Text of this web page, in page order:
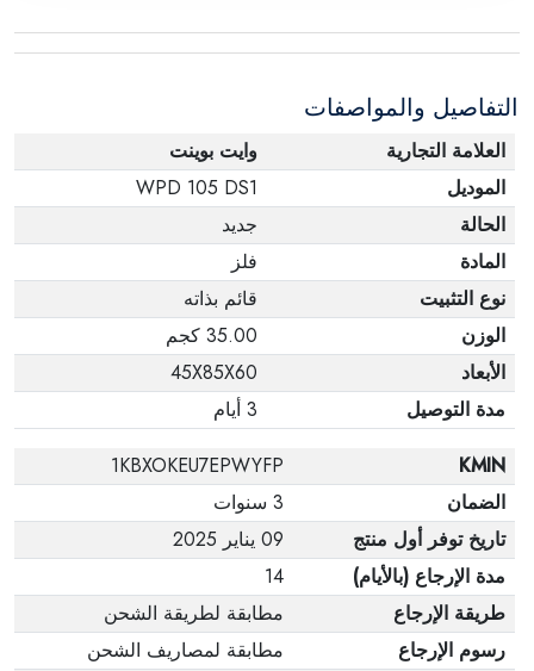
التفاصيل والمواصفات
العلامة التجارية
وايت بوينت
الموديل
WPD 105 DS1
الحالة
جديد
المادة
فلز
نوع التثبيت
قائم بذاته
الوزن
35.00 كجم
الأبعاد
45X85X60
مدة التوصيل
3 أيام
KMIN
1KBXOKEU7EPWYFP
الضمان
3 سنوات
تاريخ توفر أول منتج
09 يناير 2025
مدة الإرجاع (بالأيام)
14
طريقة الإرجاع
مطابقة لطريقة الشحن
رسوم الإرجاع
مطابقة لمصاريف الشحن